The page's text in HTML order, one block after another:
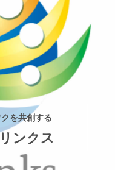
を共創する
ンクス